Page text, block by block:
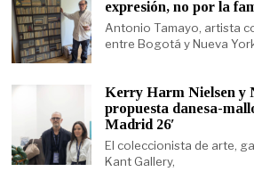
expresión, no por la
Antonio Tamayo, artista
entre Bogotá y Nueva
Kerry Harm Nielsen y
propuesta danesa-
Madrid 26′
El coleccionista de arte,
Kant Gallery,